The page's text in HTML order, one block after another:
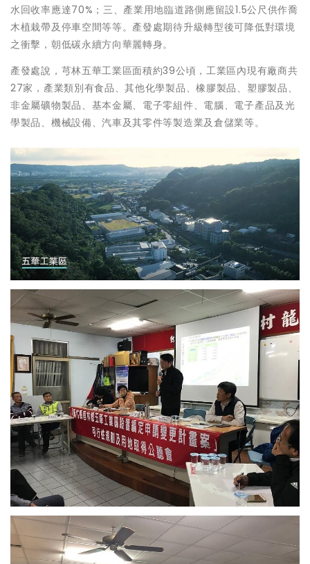
水回收率應達70%；三、產業用地臨道路側應留設1.5公尺供作喬
木植栽帶及停車空間等等。產發處期待升級轉型後可降低對環境
之衝擊，朝低碳永續方向華麗轉身。
產發處說，芎林五華工業區面積約39公頃，工業區內現有廠商共
27家，產業類別有食品、其他化學製品、橡膠製品、塑膠製品、
非金屬礦物製品、基本金屬、電子零組件、電腦、電子產品及光
學製品、機械設備、汽車及其零件等製造業及倉儲業等。